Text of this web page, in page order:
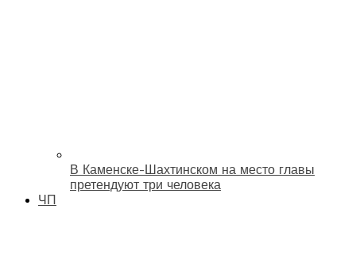
В Каменске-Шахтинском на место главы
претендуют три человека
ЧП